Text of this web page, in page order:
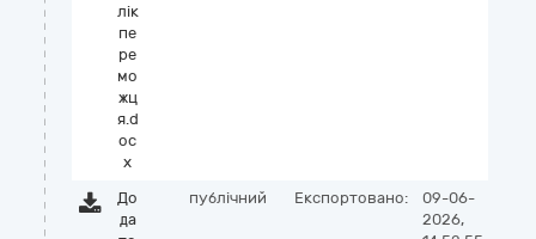
лік
пе
ре
мо
жц
я.d
oc
x
До
да
публічний Експортовано:
09-06-
2026,